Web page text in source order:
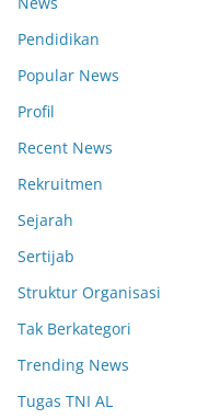
Pendidikan
Popular News
Profil
Recent News
Rekruitmen
Sejarah
Sertijab
Struktur Organisasi
Tak Berkategori
Trending News
Tugas TNI AL